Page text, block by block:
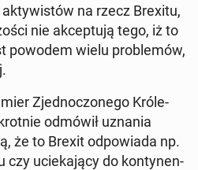
ak­ty­wi­stów na rzecz Brexitu,
nie ak­cep­tu­ją tego, iż to
powodem wielu pro­ble­mów,
Zjed­no­czo­ne­go Kró­le­
odmówił uznania
że to Brexit od­po­wia­da np.
czy ucie­ka­ją­cy do kon­ty­nen­